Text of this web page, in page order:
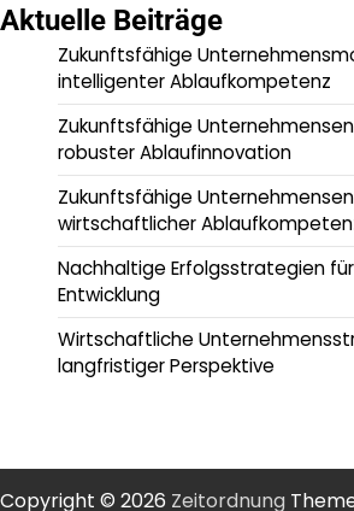
Aktuelle Beiträge
Zukunftsfähige
intelligenter Ablaufkompetenz
Zukunftsfähige
robuster Ablaufinnovation
Zukunftsfähige
wirtschaftlicher
Nachhaltige Erfolgsstrategien
Entwicklung
Wirtschaftliche
langfristiger Perspektive
Copyright © 2026 Zeitordnung